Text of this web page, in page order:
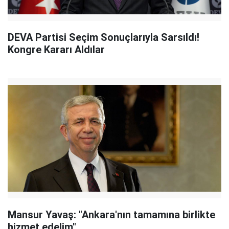
DEVA Partisi Seçim Sonuçlarıyla Sarsıldı!
Kongre Kararı Aldılar
Mansur Yavaş: "Ankara'nın tamamına birlikte